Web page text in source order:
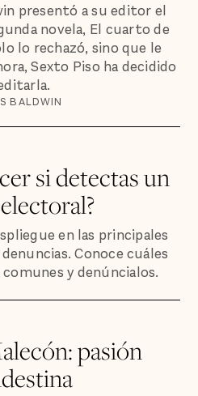
presentó a su editor el
novela, El cuarto de
lo rechazó, sino que le
Sexto Piso ha decidido
BALDWIN
si detectas un
en las principales
Conoce cuáles
y denúncialos.
pasión